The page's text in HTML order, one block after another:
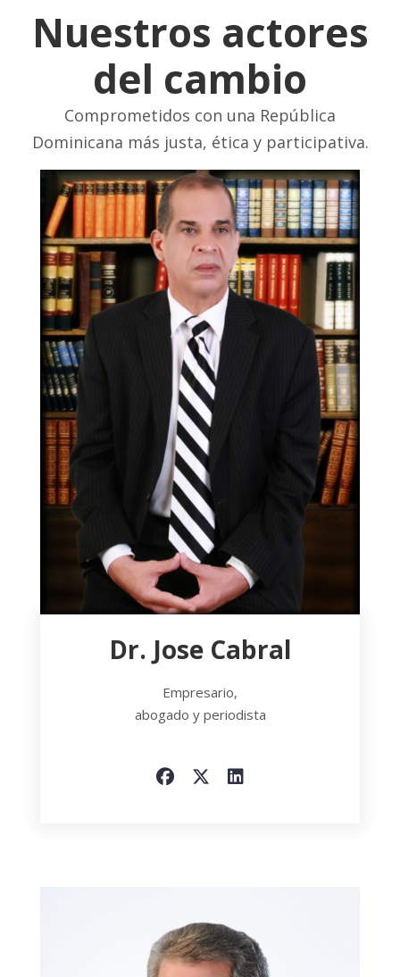
Nuestros actores
del cambio
Comprometidos con una República
Dominicana más justa, ética y participativa.
Dr. Jose Cabral
Empresario,
abogado y periodista